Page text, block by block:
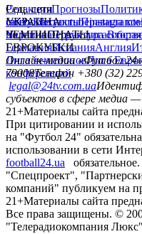
РедакцияПрогнозы
сайтуКонтактыПравила
политикаСтруктура
Соц. сети
facebookxyoutubeinstagram
УКРАИНА
УкраинаПервая лига
ЧЕМПИОНАТЫ
ГерманияИспанияАнглия
ЕВРОКУБКИ
Лига чемпионовЛига
конференций
Онлайн-медиа «Футбол 24»
79008Телефон +380 (32)
legal@24tv.com.ua
субъектов в сфере медиа
21+Материалы сайта
При цитировании и
на "Футбол 24"
использовании в сети
football24.ua
"Спецпроект",
компаний" публикуем на
21+Материалы сайта
Все права защищены. ©
"Телерадиокомпания